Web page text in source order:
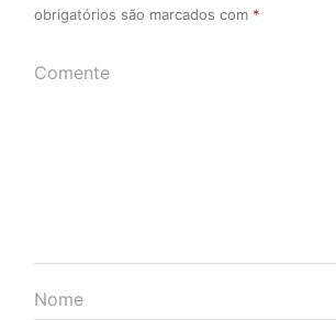
obrigatórios são marcados com *